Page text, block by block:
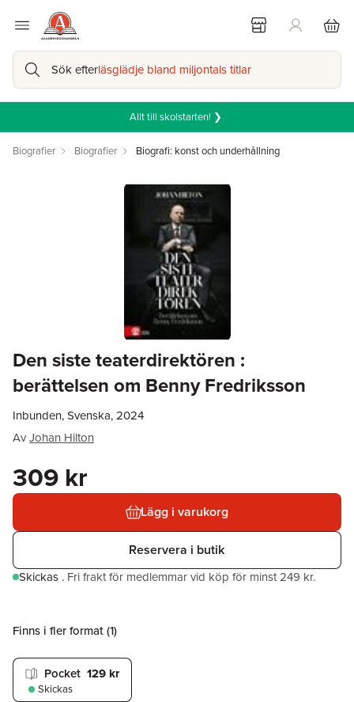
Sök efterläsglädje bland miljontals titlar
Allt till skolstarten! ❯
Biografier Biografier Biografi: konst och underhållning
Den siste teaterdirektören :
berättelsen om Benny Fredriksson
Inbunden, Svenska, 2024
AvJohan Hilton
309 kr
Lägg i varukorg
Reservera i butik
Skickas . Fri frakt för medlemmar vid köp för minst 249 kr.
Finns i fler format (1)
Pocket 129 kr
Skickas